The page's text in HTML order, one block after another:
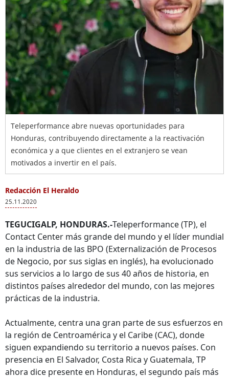
Teleperformance abre nuevas oportunidades para
Honduras, contribuyendo directamente a la reactivación
económica y a que clientes en el extranjero se vean
motivados a invertir en el país.
Redacción El Heraldo
25.11.2020
TEGUCIGALP, HONDURAS.-Teleperformance (TP), el
Contact Center más grande del mundo y el líder mundial
en la industria de las BPO (Externalización de Procesos
de Negocio, por sus siglas en inglés), ha evolucionado
sus servicios a lo largo de sus 40 años de historia, en
distintos países alrededor del mundo, con las mejores
prácticas de la industria.
Actualmente, centra una gran parte de sus esfuerzos en
la región de Centroamérica y el Caribe (CAC), donde
siguen expandiendo su territorio a nuevos países. Con
presencia en El Salvador, Costa Rica y Guatemala, TP
ahora dice presente en Honduras, el segundo país más